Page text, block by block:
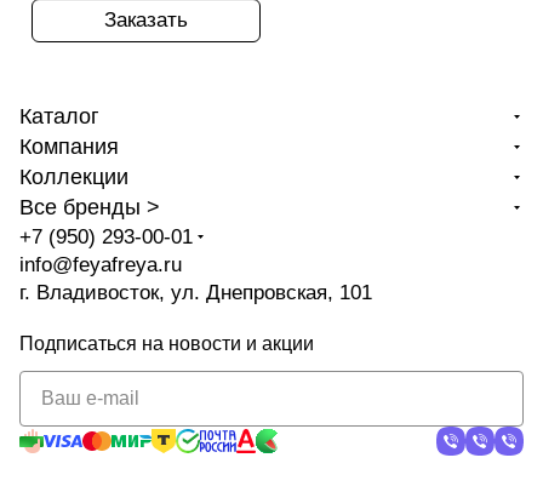
Заказать
Каталог
Компания
Коллекции
Все бренды >
+7 (950) 293-00-01
info@feyafreya.ru
г. Владивосток, ул. Днепровская, 101
Подписаться на новости и акции